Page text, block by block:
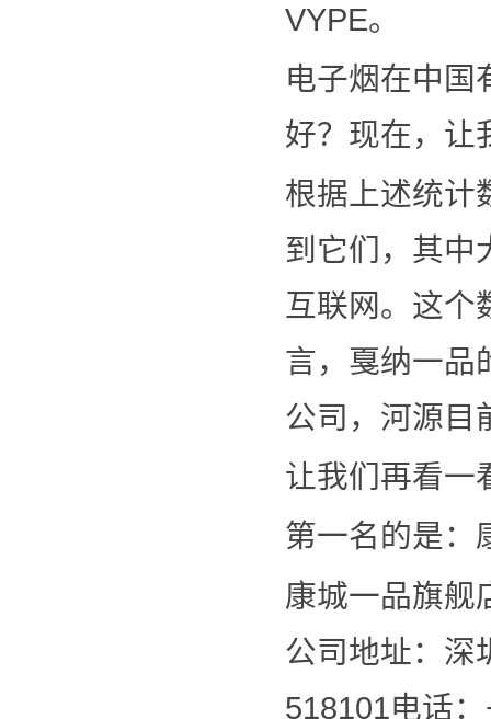
VYPE。
电子烟在中国
好？现在，让
根据上述统计
到它们，其中
互联网。这个
言，戛纳一品
公司，河源目
让我们再看一
第一名的是：
康城一品旗舰
公司地址：深
518101电话